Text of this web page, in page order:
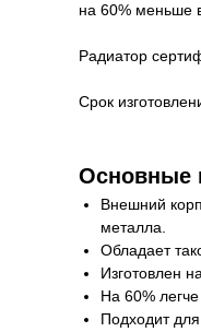
на 60% меньше
Радиатор
Срок
Основные
Внешний
металла.
Обладает
Изготовлен
На 60% легче
Подходит